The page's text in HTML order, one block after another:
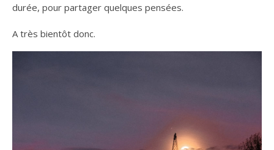
durée, pour partager quelques pensées.
A très bientôt donc.